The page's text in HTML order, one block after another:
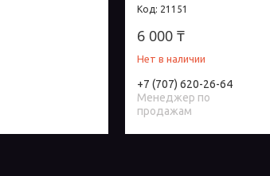
21151
6 000 ₸
Нет в наличии
+7 (707) 620-26-64
Менеджер по
продажам